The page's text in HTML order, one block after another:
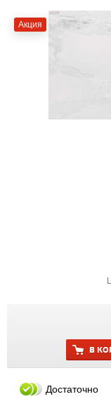
Акция
В
Достаточно